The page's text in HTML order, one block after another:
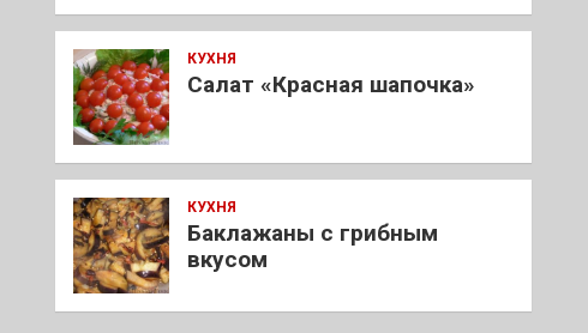
КУХНЯ
Салат «Красная шапочка»
КУХНЯ
Баклажаны с грибным
вкусом